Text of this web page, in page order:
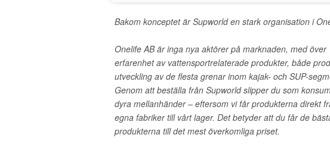
Bakom konceptet är Supworld en stark organisation i
Onelife AB är inga nya aktörer på marknaden, med över
erfarenhet av vattensportrelaterade produkter, både
utveckling av de flesta grenar inom kajak- och SUP-
Genom att beställa från Supworld slipper du som
dyra mellanhänder – eftersom vi får produkterna direkt
egna fabriker till vårt lager. Det betyder att du får de
produkterna till det mest överkomliga priset.